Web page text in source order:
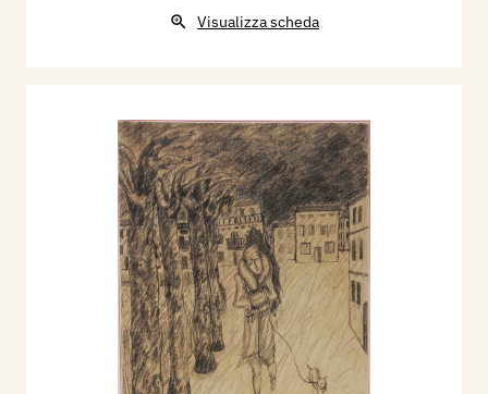
Visualizza scheda